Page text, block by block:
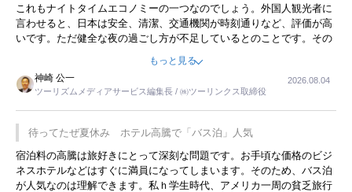
これもナイトタイムエコノミーの一つなのでしょう。外国人観光者に
言わせると、日本は安全、清潔、交通機関が時刻通りなど、評価が高
いです。ただ健全な夜の過ごし方が不足しているとのことです。その
ような意味で、金曜夜にこのようなイベントが行われれば、日本人に
限らず外国人にとっても楽しみが増えるでしょうね。
もっと見る
神崎 公一
ツーリズムメディアサービス編集長 / ㈱ツーリンクス取締役
2026.08.04
待ってたぜ夏休み ホテル高騰で「バス泊」人気
宿泊料の高騰は旅好きにとって深刻な問題です。お手頃な価格のビジ
ネスホテルなどはすぐに満員になってしまいます。そのため、バス泊
が人気なのは理解できます。私ｈ学生時代、アメリカ一周の貧乏旅行